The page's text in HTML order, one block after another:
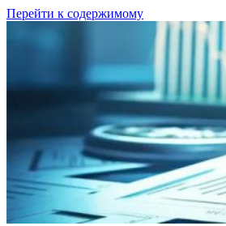
Перейти к содержимому